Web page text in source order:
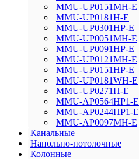
MMU-UP0151MH-E
MMU-UP0181H-E
MMU-UP0301HP-E
MMU-UP0051MH-E
MMU-UP0091HP-E
MMU-UP0121MH-E
MMU-UP0151HP-E
MMU-UP0181WH-E
MMU-UP0271H-E
MMU-AP0564HP1-E
MMU-AP0244HP1-E
MMU-AP0097MH-E
Канальные
Напольно-потолочные
Колонные